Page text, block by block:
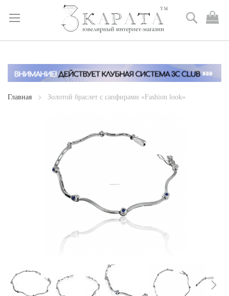
Skip
Content
Поиск
Главная Золотой браслет с сапфирами «Fashion look»